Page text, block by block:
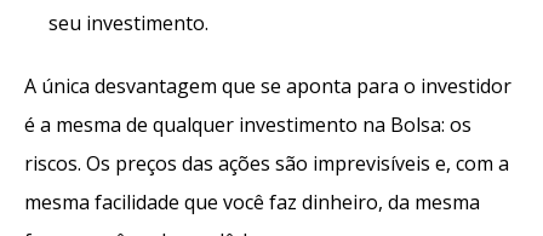
seu investimento.
A única desvantagem que se aponta para o investidor
é a mesma de qualquer investimento na Bolsa: os
riscos. Os preços das ações são imprevisíveis e, com a
mesma facilidade que você faz dinheiro, da mesma